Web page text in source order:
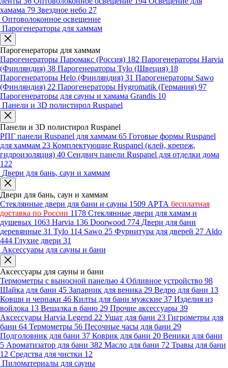
хамама 79 Звездное небо 27
Оптоволоконное освещение
Парогенераторы для хаммам
Парогенераторы для хаммам
Парогенераторы Паромакс (Россия) 182 Парогенераторы Harvia
(Финляндия) 38 Парогенераторы Tylo (Швеция) 18
Парогенераторы Helo (Финляндия) 31 Парогенераторы Sawo
(Финляндия) 22 Парогенераторы Hygromatik (Германия) 97
Парогенераторы для сауны и хамама Grandis 10
Панели и 3D полистирол Ruspanel
Панели и 3D полистирол Ruspanel
РПГ панели Ruspanel для хаммам 65 Готовые формы Ruspanel
для хаммам 23 Комплектующие Ruspanel (клей, крепеж,
гидроизоляция) 40 Сендвич панели Ruspanel для отделки дома
122
Двери для бань, саун и хаммам
Двери для бань, саун и хаммам
Стеклянные двери для бани и сауны 1509 АРТА бесплатная
доставка по России 1178 Стеклянные двери для хамам и
душевых 1063 Harvia 136 Doorwood 774 Двери для бани
деревянные 31 Tylo 114 Sawo 25 Фурнитура для дверей 27 Aldo
444 Глухие двери 31
Аксессуары для сауны и бани
Аксессуары для сауны и бани
Термометры с выносной панелью 4 Обливное устройство 98
Шайка для бани 45 Запарник для веника 29 Ведро для бани 13
Ковши и черпаки 46 Килты для бани мужские 37 Изделия из
войлока 13 Вешалка в баню 29 Прочие аксессуары 39
Аксессуары Harvia Legend 22 Ушат для бани 23 Гигрометры для
бани 64 Термометры 56 Песочные часы для бани 29
Подголовник для бани 37 Коврик для бани 20 Веники для бани
5 Ароматизатор для бани 382 Масло для бани 72 Травы для бани
12 Средства для чистки 12
Пиломатериалы для сауны